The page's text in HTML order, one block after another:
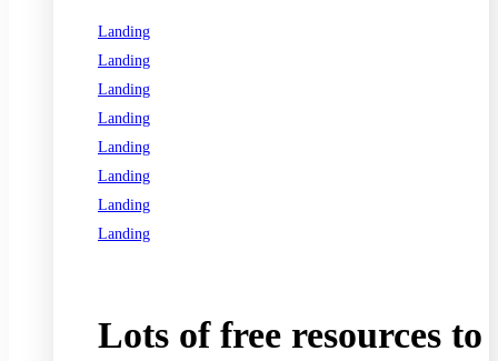
Landing
Landing
Landing
Landing
Landing
Landing
Landing
Landing
Lots of free resources to